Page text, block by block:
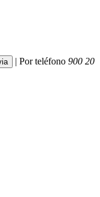
| Por teléfono 900 20